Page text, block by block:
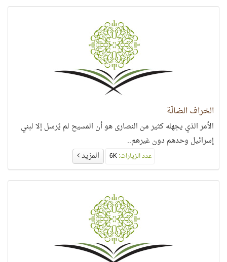
الخراف الضالّة
الأمر الذي يجهله كثير من النصارى هو أن المسيح لم يُرسل إلا لبني
إسرائيل وحدهم دون غيرهم..
عدد الزيارات: المزيد